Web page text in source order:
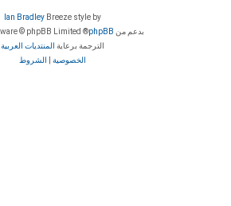
Breeze style by
Ian Bradley
بدعم من phpBB
® Forum Software © phpBB Limited
الترجمة برعاية المنتديات العربية
الخصوصية
الشروط